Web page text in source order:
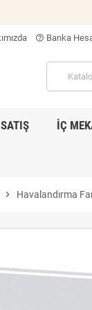
help_outline Banka
İÇ
chevron_right Havalandırma